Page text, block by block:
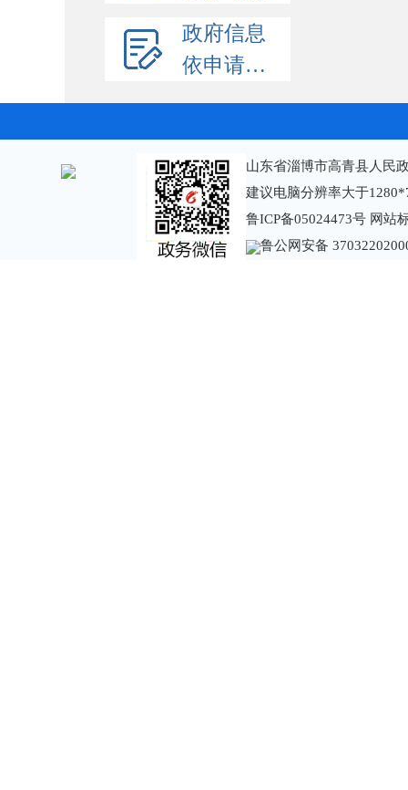
政府信息
依申请公开
山东省淄博市高青县人民
建议电脑分辨率大于
鲁ICP备05024473号 网站
鲁公网安备